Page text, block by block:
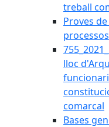
treball
Proves
lloc
comarcal
Bases